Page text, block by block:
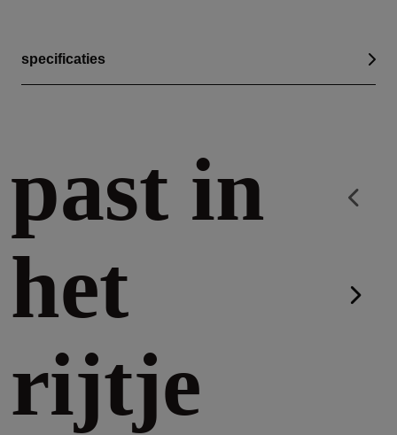
specificaties
past in
het
rijtje